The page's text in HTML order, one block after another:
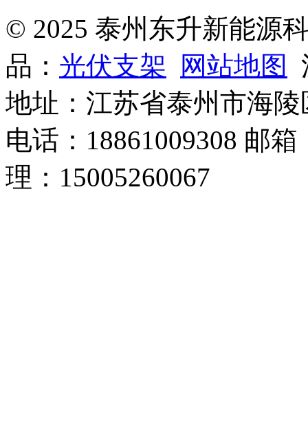
© 2025 泰州东升新能源
品： 光伏支架 网站地图
地址：江苏省泰州市海
电话：18861009308 邮
理：15005260067